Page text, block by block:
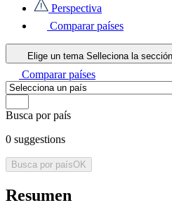
Perspectiva
Comparar países
Elige un tema Selleciona la
Comparar países
Busca por país
0 suggestions
Busca por paísOK
Resumen